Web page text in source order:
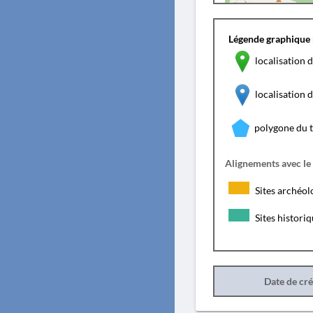
Légende graphique
localisation
localisation
polygone du
Alignements avec
Sites
Sites
Date de